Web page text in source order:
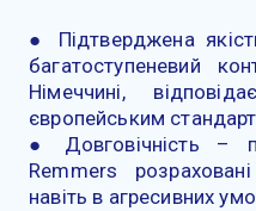
● Підтверджена
багатоступеневий
Німеччині,
європейським
● Довговічність –
Remmers
навіть в агресивних